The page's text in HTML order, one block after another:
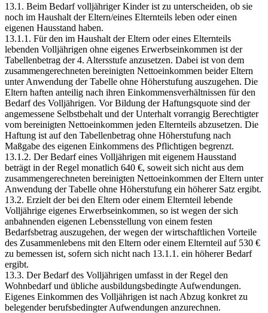
13.1. Beim Bedarf volljähriger Kinder ist zu unterscheiden, ob sie
noch im Haushalt der Eltern/eines Elternteils leben oder einen
eigenen Hausstand haben.
13.1.1. Für den im Haushalt der Eltern oder eines Elternteils
lebenden Volljährigen ohne eigenes Erwerbseinkommen ist der
Tabellenbetrag der 4. Altersstufe anzusetzen. Dabei ist von dem
zusammengerechneten bereinigten Nettoeinkommen beider Eltern
unter Anwendung der Tabelle ohne Höherstufung auszugehen. Die
Eltern haften anteilig nach ihren Einkommensverhältnissen für den
Bedarf des Volljährigen. Vor Bildung der Haftungsquote sind der
angemessene Selbstbehalt und der Unterhalt vorrangig Berechtigter
vom bereinigten Nettoeinkommen jeden Elternteils abzusetzen. Die
Haftung ist auf den Tabellenbetrag ohne Höherstufung nach
Maßgabe des eigenen Einkommens des Pflichtigen begrenzt.
13.1.2. Der Bedarf eines Volljährigen mit eigenem Hausstand
beträgt in der Regel monatlich 640 €, soweit sich nicht aus dem
zusammengerechneten bereinigten Nettoeinkommen der Eltern unter
Anwendung der Tabelle ohne Höherstufung ein höherer Satz ergibt.
13.2. Erzielt der bei den Eltern oder einem Elternteil lebende
Volljährige eigenes Erwerbseinkommen, so ist wegen der sich
anbahnenden eigenen Lebensstellung von einem festen
Bedarfsbetrag auszugehen, der wegen der wirtschaftlichen Vorteile
des Zusammenlebens mit den Eltern oder einem Elternteil auf 530 €
zu bemessen ist, sofern sich nicht nach 13.1.1. ein höherer Bedarf
ergibt.
13.3. Der Bedarf des Volljährigen umfasst in der Regel den
Wohnbedarf und übliche ausbildungsbedingte Aufwendungen.
Eigenes Einkommen des Volljährigen ist nach Abzug konkret zu
belegender berufsbedingter Aufwendungen anzurechnen.